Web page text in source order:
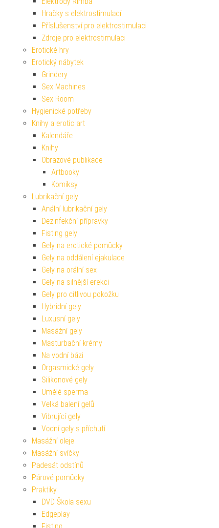
Hračky s elektrostimulací
Příslušenství pro elektrostimulaci
Zdroje pro elektrostimulaci
Erotické hry
Erotický nábytek
Grindery
Sex Machines
Sex Room
Hygienické potřeby
Knihy a erotic art
Kalendáře
Knihy
Obrazové publikace
Artbooky
Komiksy
Lubrikační gely
Anální lubrikační gely
Dezinfekční přípravky
Fisting gely
Gely na erotické pomůcky
Gely na oddálení ejakulace
Gely na orální sex
Gely na silnější erekci
Gely pro citlivou pokožku
Hybridní gely
Luxusní gely
Masážní gely
Masturbační krémy
Na vodní bázi
Orgasmické gely
Silikonové gely
Umělé sperma
Velká balení gelů
Vibrující gely
Vodní gely s příchutí
Masážní oleje
Masážní svíčky
Padesát odstínů
Párové pomůcky
Praktiky
DVD Škola sexu
Edgeplay